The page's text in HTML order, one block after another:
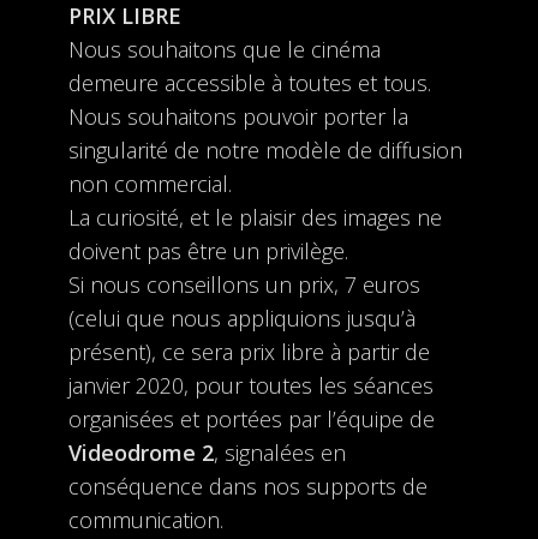
PRIX LIBRE
Nous souhaitons que le cinéma
demeure accessible à toutes et tous.
Nous souhaitons pouvoir porter la
singularité de notre modèle de diffusion
non commercial.
La curiosité, et le plaisir des images ne
doivent pas être un privilège.
Si nous conseillons un prix, 7 euros
(celui que nous appliquions jusqu’à
présent), ce sera prix libre à partir de
janvier 2020, pour toutes les séances
organisées et portées par l’équipe de
Videodrome 2, signalées en
conséquence dans nos supports de
communication.